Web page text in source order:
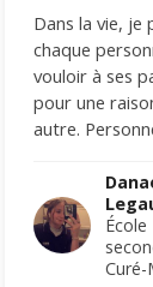
Dans la vie, je
chaque
vouloir à ses
pour une
autre.
École
Curé-